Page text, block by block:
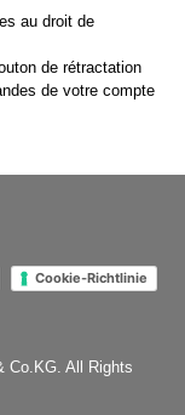
au droit de
de rétractation
de votre compte
Cookie-Richtlinie
Co.KG. All Rights